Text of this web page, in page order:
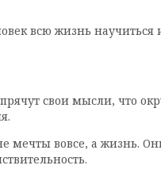
всю жизнь научиться
свои мысли, что
мечты вовсе, а жизнь.